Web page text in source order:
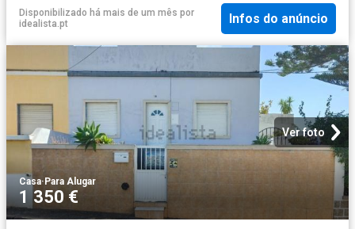
Disponibilizado há mais de um mês por
idealista.pt
Infos do anúncio
Ver foto
Casa· Para Alugar
1 350 €